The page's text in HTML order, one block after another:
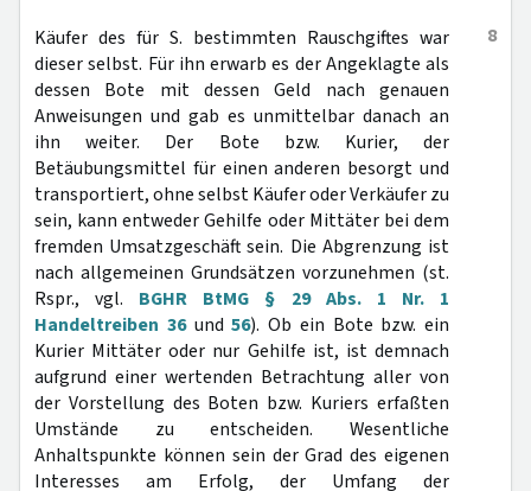
8
Käufer des für S. bestimmten Rauschgiftes war
dieser selbst. Für ihn erwarb es der Angeklagte als
dessen Bote mit dessen Geld nach genauen
Anweisungen und gab es unmittelbar danach an
ihn weiter. Der Bote bzw. Kurier, der
Betäubungsmittel für einen anderen besorgt und
transportiert, ohne selbst Käufer oder Verkäufer zu
sein, kann entweder Gehilfe oder Mittäter bei dem
fremden Umsatzgeschäft sein. Die Abgrenzung ist
nach allgemeinen Grundsätzen vorzunehmen (st.
Rspr., vgl. BGHR BtMG § 29 Abs. 1 Nr. 1
Handeltreiben 36und56). Ob ein Bote bzw. ein
Kurier Mittäter oder nur Gehilfe ist, ist demnach
aufgrund einer wertenden Betrachtung aller von
der Vorstellung des Boten bzw. Kuriers erfaßten
Umstände zu entscheiden. Wesentliche
Anhaltspunkte können sein der Grad des eigenen
Interesses am Erfolg, der Umfang der